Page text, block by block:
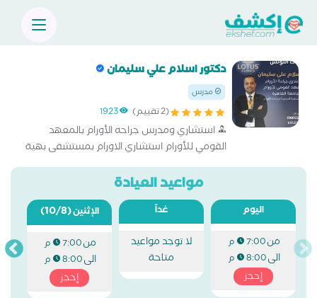
دكتور اسلام علي سليمان
مدرس
(2 تقييم) 1923
استشاري ومدرس جراحه الأورام بالمعهد
القومي للأورام استشاري الاورام بمستشفى بهية
مواعيد العيادة
اليوم
من7:00 م
الى8:00 م
إحجز
غداً
لا توجد مواعيد
متاحة
الإثنين(10/8)
من7:00 م
الى8:00 م
إحجز